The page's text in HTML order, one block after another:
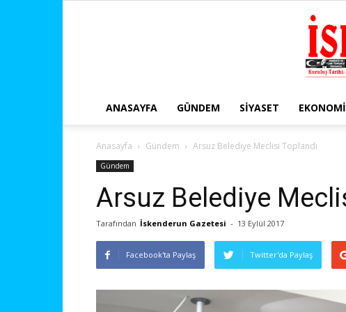
ANASAYFA GÜNDEM SIYASET EKONOMI
Anasayfa Gündem Arsuz Belediye Meclisi Toplandı
Gündem
Arsuz Belediye
Tarafından İskenderun Gazetesi - 13 Eylül 2017
Facebook'ta Paylaş Twitter'da Paylaş